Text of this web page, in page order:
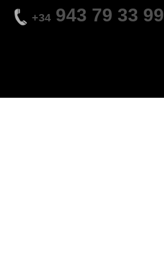
+34 943 79 33 99